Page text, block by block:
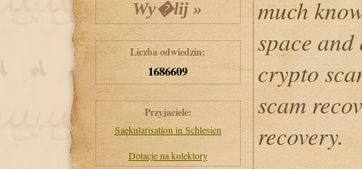
Liczba odwiedzin:
1686609
Przyjaciele:
Saekularisation in Schlesien
Dotacje na kolektory
much
space
crypto
scam
recovery.